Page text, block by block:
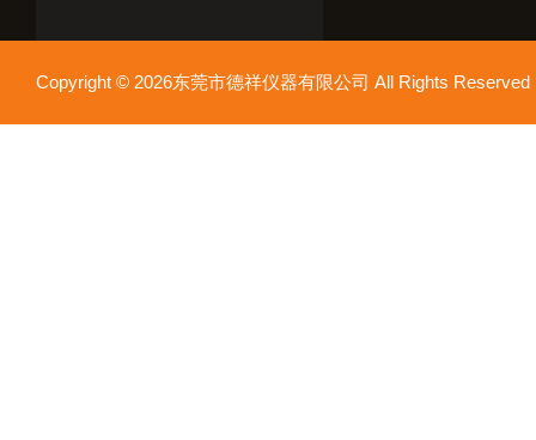
Copyright © 2026东莞市德祥仪器有限公司 All Rights